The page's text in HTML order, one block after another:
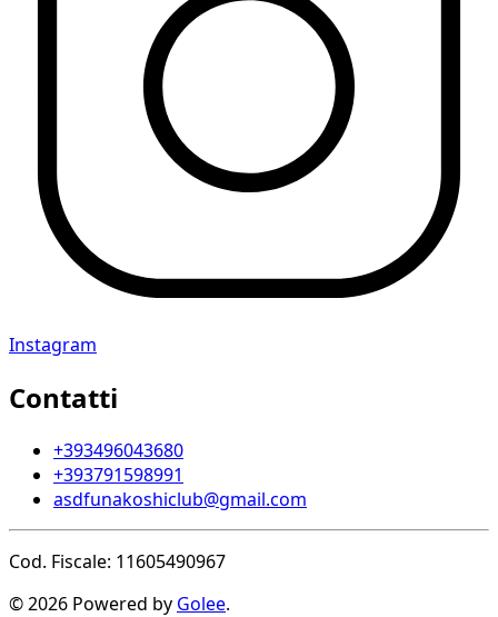
Instagram
Contatti
+393496043680
+393791598991
asdfunakoshiclub@gmail.com
Cod. Fiscale: 11605490967
© 2026 Powered by Golee.